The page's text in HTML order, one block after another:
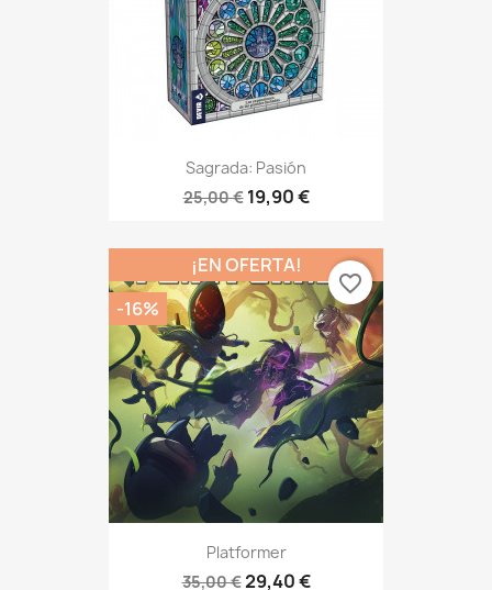
Sagrada: Pasión
25,00 € 19,90 €
Platformer
35,00 €29,40 €
¡EN OFERTA!
-16%
favorite_border